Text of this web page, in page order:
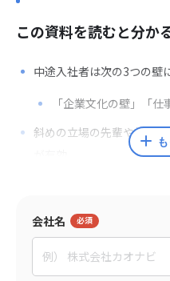
この資料を読むと分か
中途入社者は次の3つの壁
「企業文化の壁」「仕
斜めの立場の先輩や転職
監修者
会社名